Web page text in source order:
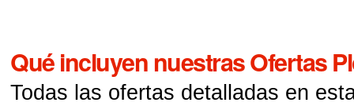
Qué incluyen nuestras Ofertas
Todas las ofertas detalladas en